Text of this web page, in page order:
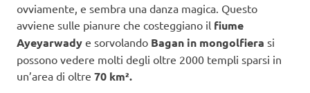
ovviamente, e sembra una danza magica. Questo
avviene sulle pianure che costeggiano il fiume
Ayeyarwady e sorvolando Bagan in mongolfiera si
possono vedere molti degli oltre 2000 templi sparsi in
un’area di oltre 70 km².